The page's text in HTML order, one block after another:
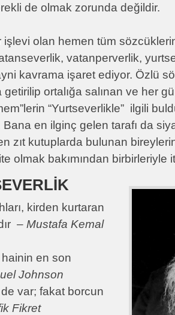
de olmak zorunda değildir.
olan hemen tüm
vatanperverlik,
kavrama işaret ediyor. Özlü
getirilip ortalığa salınan ve her
“Yurtseverlikle” ilgili
en ilginç gelen tarafı da
zıt kutuplarda bulunan
olmak bakımından
kirden kurtaran
– Mustafa Kemal
en son
Johnson
var; fakat borcun
Fikret